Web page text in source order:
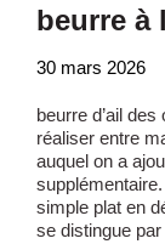
beurre à
30 mars 2026
beurre d’ail
réaliser entre
auquel on a
simple plat en
se distingue